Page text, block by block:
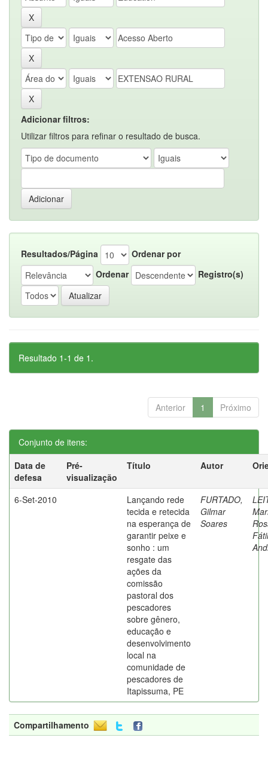
Adicionar filtros:
Utilizar filtros para refinar o resultado de busca.
Resultados/Página
Ordenar por
Ordenar
Registro(s)
Resultado 1-1 de 1.
Anterior 1 Próximo
Conjunto de itens:
Data de
defesa
Pré-
visualização
Título Autor
6-Set-2010
Lançando rede
tecida e retecida
na esperança de
garantir peixe e
sonho : um
resgate das
ações da
comissão
pastoral dos
pescadores
sobre gênero,
educação e
desenvolvimento
local na
comunidade de
pescadores de
Itapissuma, PE
FURTADO,
Gilmar
Soares
Compartilhamento